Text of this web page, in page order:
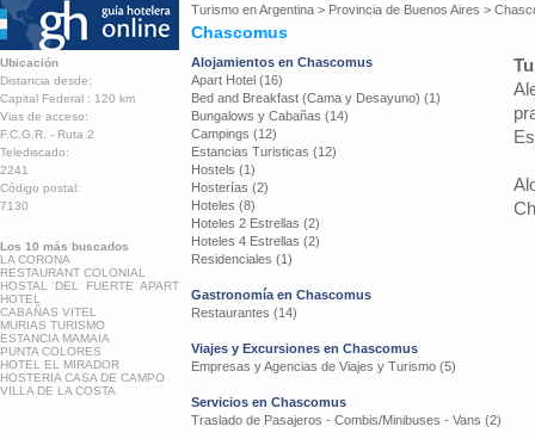
Turismo enArgentina > Provincia de Buenos Aires >
Chascomus
Ubicación
Distancia desde:
Capital Federal : 120 km
Vias de acceso:
F.C.G.R. - Ruta 2
Telediscado:
2241
Código postal:
7130
Los 10 más buscados
LA CORONA
RESTAURANT COLONIAL
HOSTAL DEL FUERTE APART
HOTEL
CABAÑAS VITEL
MURIAS TURISMO
ESTANCIA MAMAIA
PUNTA COLORES
HOTEL EL MIRADOR
HOSTERIA CASA DE CAMPO
VILLA DE LA COSTA
Alojamientos en Chascomus
Apart Hotel (16)
Bed and Breakfast (Cama y Desayuno) (1)
Bungalows y Cabañas (14)
Campings (12)
Estancias Turisticas (12)
Hostels (1)
Hosterías (2)
Hoteles (8)
Hoteles 2 Estrellas (2)
Hoteles 4 Estrellas (2)
Residenciales (1)
Gastronomía en Chascomus
Restaurantes (14)
Viajes y Excursiones en Chascomus
Empresas y Agencias de Viajes y Turismo (5)
Servicios en Chascomus
Traslado de Pasajeros - Combis/Minibuses - Vans (2)